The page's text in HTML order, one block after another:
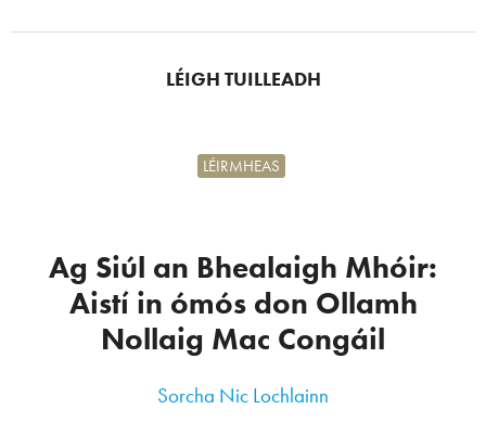
LÉIGH TUILLEADH
Ag Siúl an Bhealaigh Mhóir:
Aistí in ómós don Ollamh
Nollaig Mac Congáil
LÉIRMHEAS
Sorcha Nic Lochlainn